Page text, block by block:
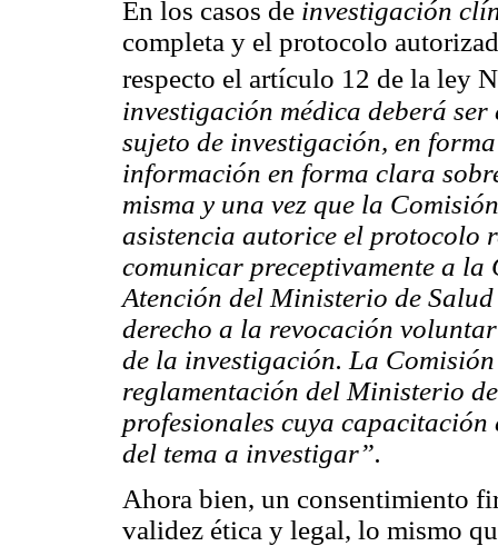
En los casos de investigación
completa y el protocolo
respecto el artículo 12 de la ley
investigación médica deberá
sujeto de investigación, en
información en forma clara
misma y una vez que la
asistencia autorice el protocolo
comunicar preceptivamente a
Atención del Ministerio de
derecho a la revocación
de la investigación. La
reglamentación del Ministerio
profesionales cuya
del tema a investigar”.
Ahora bien, un consentimiento
validez ética y legal, lo mismo